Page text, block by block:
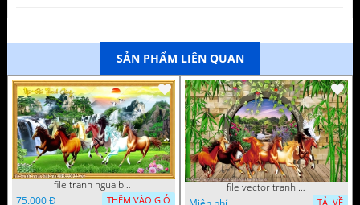
SẢN PHẨM LIÊN QUAN
file tranh ngua bat ma 08112022 vvv
75.000 Đ
THÊM VÀO GIỎ
file vector tranh trang tri quan caffe ngua bat ma
TẢI VỀ